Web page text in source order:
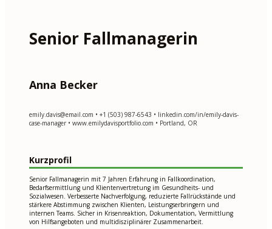
Senior Fallmanagerin
Anna Becker
emily.davis@email.com • +1 (503) 987-6543 • linkedin.com/in/emily-davis-
case-manager • www.emilydavisportfolio.com • Portland, OR
Kurzprofil
Senior Fallmanagerin mit 7 Jahren Erfahrung in Fallkoordination,
Bedarfsermittlung und Klientenvertretung im Gesundheits- und
Sozialwesen. Verbesserte Nachverfolgung, reduzierte Fallrückstände und
stärkere Abstimmung zwischen Klienten, Leistungserbringern und
internen Teams. Sicher in Krisenreaktion, Dokumentation, Vermittlung
von Hilfsangeboten und multidisziplinärer Zusammenarbeit.